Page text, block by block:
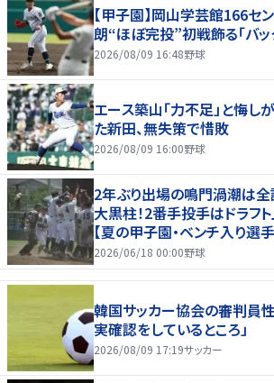
【甲子園】岡山学芸館166セ
朗“ほぼ完投”初戦飾る「バッ
2026/08/09 16:48野球
エース築山「力不足」と悔
た新田、無失策で惜敗
2026/08/09 16:00野球
2年ぶり出場の鳴門渦潮は
大黒柱！2番手投手はドラフ
【夏の甲子園・ベンチ入り選手
2026/06/18 00:00野球
韓国サッカー協会の審判員
実確認をしているところ」
2026/08/09 17:19サッカー